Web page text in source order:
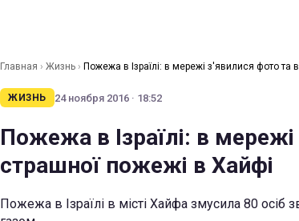
Главная › Жизнь › Пожежа в Ізраїлі: в мережі з'явилися фото та
ЖИЗНЬ 24 ноября 2016 · 18:52
Пожежа в Ізраїлі: в
страшної пожежі в Хайфі
Пожежа в Ізраїлі в місті Хайфа змусила 80 осіб